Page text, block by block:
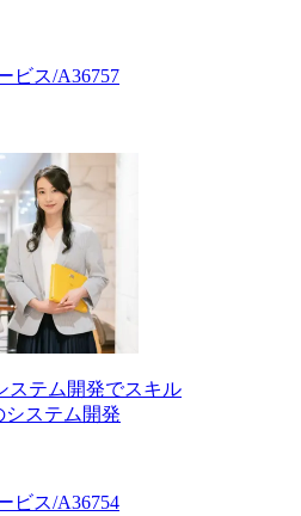
ビス/A36757
ステム開発でスキル
システム開発
ビス/A36754